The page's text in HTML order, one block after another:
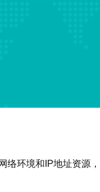
环境和IP地址资源